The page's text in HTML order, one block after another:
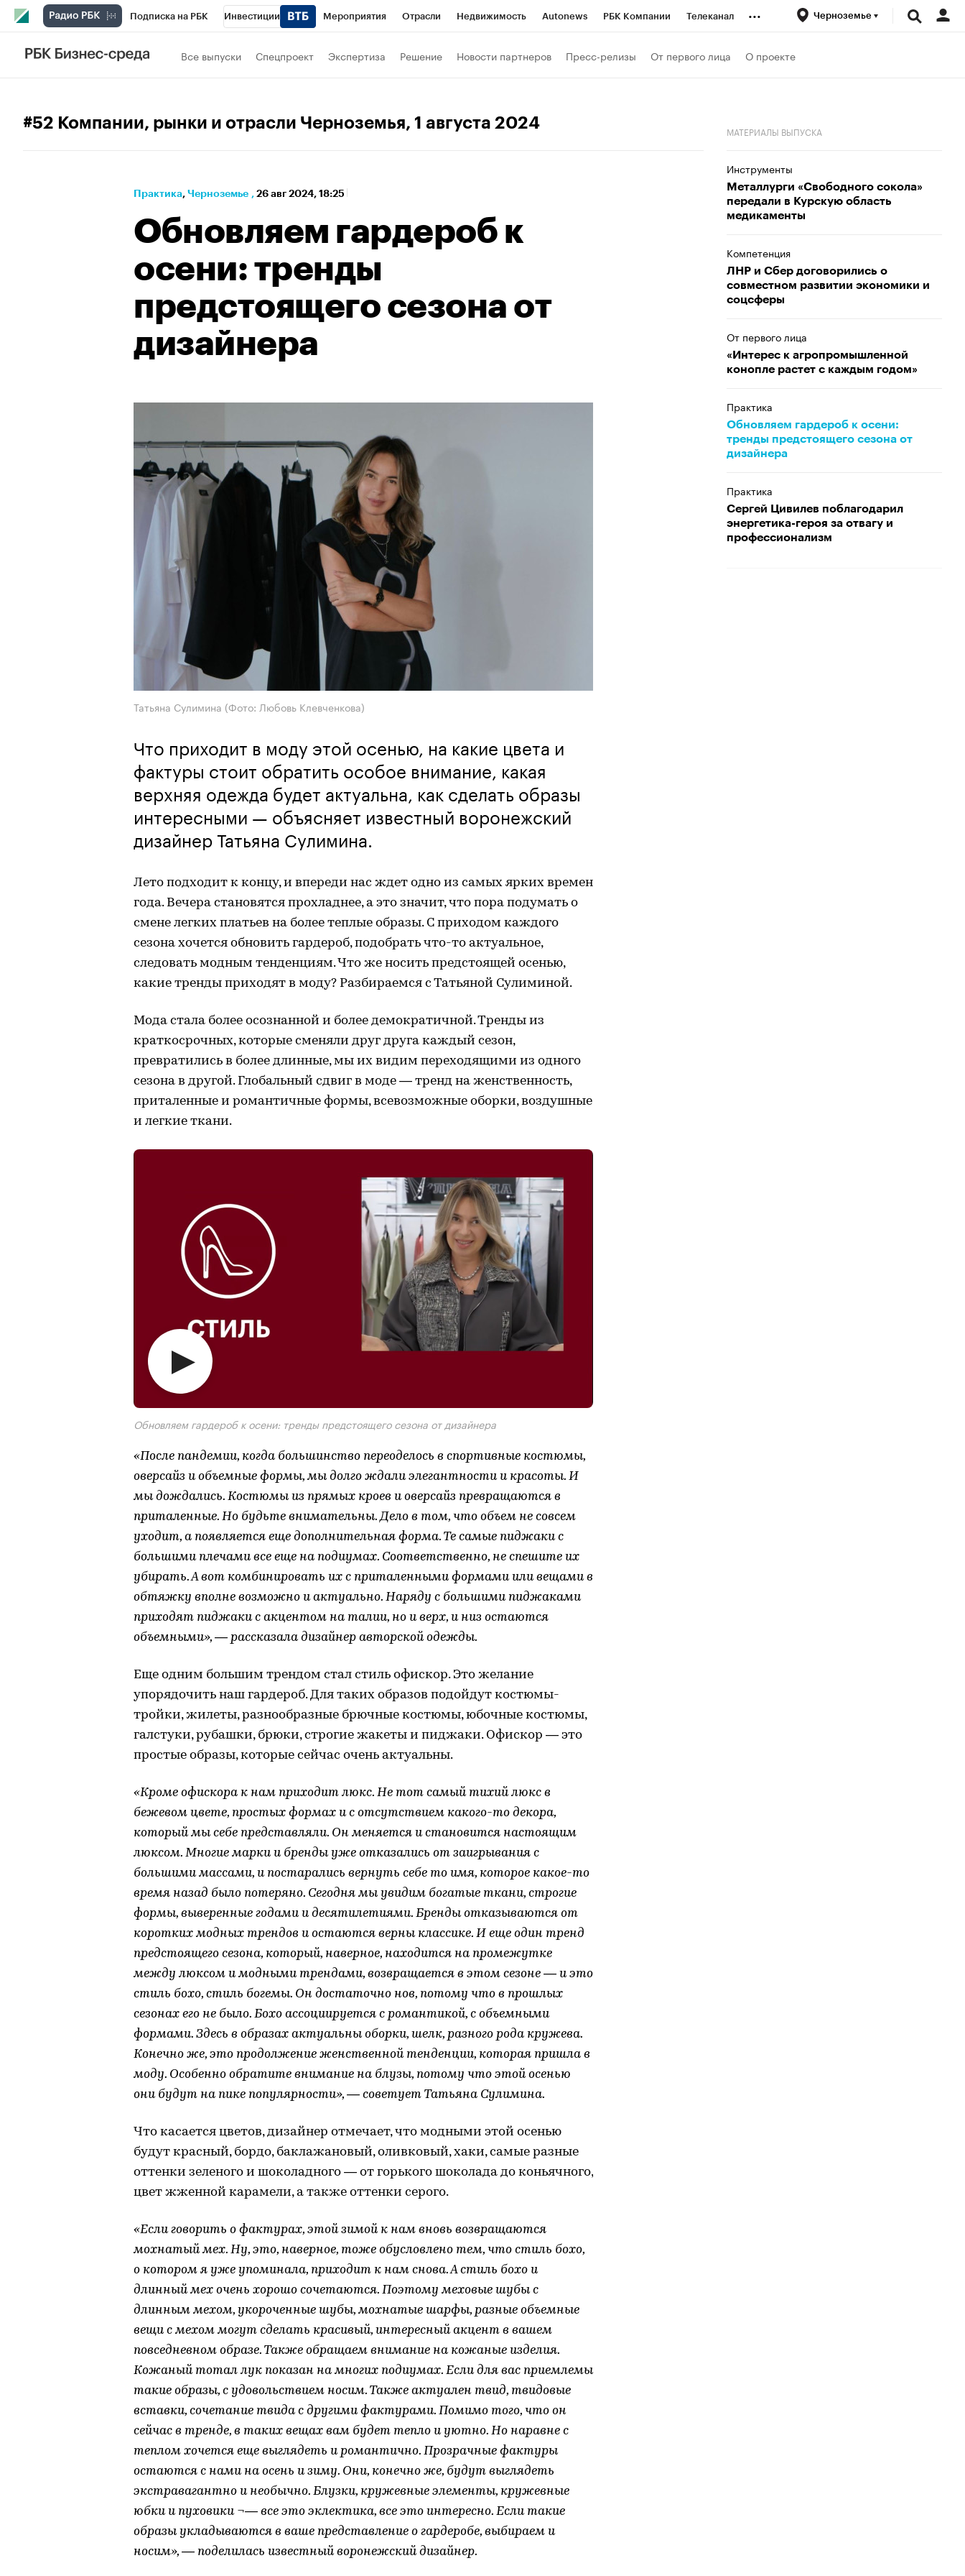
Подписка на РБК Инвестиции Мероприятия Отрасли Недвижимость Autonews РБК Компании Телеканал
РБК Вино
... Черноземье
Все выпуски Спецпроект Экспертиза Решение Новости партнеров Пресс-релизы От первого лица О проекте
#52 Компании, рынки и отрасли Черноземья, 1 августа 2024
Практика⁠, Черноземье , 26 авг 2024, 18:25
Обновляем гардероб к
осени: тренды
предстоящего сезона от
дизайнера
Татьяна Сулимина (Фото: Любовь Клевченкова)
Что приходит в моду этой осенью, на какие цвета и
фактуры стоит обратить особое внимание, какая
верхняя одежда будет актуальна, как сделать образы
интересными — объясняет известный воронежский
дизайнер Татьяна Сулимина.
Лето подходит к концу, и впереди нас ждет одно из самых ярких времен
года. Вечера становятся прохладнее, а это значит, что пора подумать о
смене легких платьев на более теплые образы. С приходом каждого
сезона хочется обновить гардероб, подобрать что-то актуальное,
следовать модным тенденциям. Что же носить предстоящей осенью,
какие тренды приходят в моду? Разбираемся с Татьяной Сулиминой.
Мода стала более осознанной и более демократичной. Тренды из
краткосрочных, которые сменяли друг друга каждый сезон,
превратились в более длинные, мы их видим переходящими из одного
сезона в другой. Глобальный сдвиг в моде — тренд на женственность,
приталенные и романтичные формы, всевозможные оборки, воздушные
и легкие ткани.
Обновляем гардероб к осени: тренды предстоящего сезона от дизайнера
«После пандемии, когда большинство переоделось в спортивные костюмы,
оверсайз и объемные формы, мы долго ждали элегантности и красоты. И
мы дождались. Костюмы из прямых кроев и оверсайз превращаются в
приталенные. Но будьте внимательны. Дело в том, что объем не совсем
уходит, а появляется еще дополнительная форма. Те самые пиджаки с
большими плечами все еще на подиумах. Соответственно, не спешите их
убирать. А вот комбинировать их с приталенными формами или вещами в
обтяжку вполне возможно и актуально. Наряду с большими пиджаками
приходят пиджаки с акцентом на талии, но и верх, и низ остаются
объемными», — рассказала дизайнер авторской одежды.
Еще одним большим трендом стал стиль офискор. Это желание
упорядочить наш гардероб. Для таких образов подойдут костюмы-
тройки, жилеты, разнообразные брючные костюмы, юбочные костюмы,
галстуки, рубашки, брюки, строгие жакеты и пиджаки. Офискор — это
простые образы, которые сейчас очень актуальны.
«Кроме офискора к нам приходит люкс. Не тот самый тихий люкс в
бежевом цвете, простых формах и с отсутствием какого-то декора,
который мы себе представляли. Он меняется и становится настоящим
люксом. Многие марки и бренды уже отказались от заигрывания с
большими массами, и постарались вернуть себе то имя, которое какое-то
время назад было потеряно. Сегодня мы увидим богатые ткани, строгие
формы, выверенные годами и десятилетиями. Бренды отказываются от
коротких модных трендов и остаются верны классике. И еще один тренд
предстоящего сезона, который, наверное, находится на промежутке
между люксом и модными трендами, возвращается в этом сезоне — и это
стиль бохо, стиль богемы. Он достаточно нов, потому что в прошлых
сезонах его не было. Бохо ассоциируется с романтикой, с объемными
формами. Здесь в образах актуальны оборки, шелк, разного рода кружева.
Конечно же, это продолжение женственной тенденции, которая пришла в
моду. Особенно обратите внимание на блузы, потому что этой осенью
они будут на пике популярности», — советует Татьяна Сулимина.
Что касается цветов, дизайнер отмечает, что модными этой осенью
будут красный, бордо, баклажановый, оливковый, хаки, самые разные
оттенки зеленого и шоколадного — от горького шоколада до коньячного,
цвет жженной карамели, а также оттенки серого.
«Если говорить о фактурах, этой зимой к нам вновь возвращаются
мохнатый мех. Ну, это, наверное, тоже обусловлено тем, что стиль бохо,
о котором я уже упоминала, приходит к нам снова. А стиль бохо и
длинный мех очень хорошо сочетаются. Поэтому меховые шубы с
длинным мехом, укороченные шубы, мохнатые шарфы, разные объемные
вещи с мехом могут сделать красивый, интересный акцент в вашем
повседневном образе. Также обращаем внимание на кожаные изделия.
Кожаный тотал лук показан на многих подиумах. Если для вас приемлемы
такие образы, с удовольствием носим. Также актуален твид, твидовые
вставки, сочетание твида с другими фактурами. Помимо того, что он
сейчас в тренде, в таких вещах вам будет тепло и уютно. Но наравне с
теплом хочется еще выглядеть и романтично. Прозрачные фактуры
остаются с нами на осень и зиму. Они, конечно же, будут выглядеть
экстравагантно и необычно. Блузки, кружевные элементы, кружевные
юбки и пуховики ¬— все это эклектика, все это интересно. Если такие
образы укладываются в ваше представление о гардеробе, выбираем и
носим», — поделилась известный воронежский дизайнер.
МАТЕРИАЛЫ ВЫПУСКА
Инструменты
Металлурги «Свободного сокола»
передали в Курскую область
медикаменты
Компетенция
ЛНР и Сбер договорились о
совместном развитии экономики и
соцсферы
От первого лица
«Интерес к агропромышленной
конопле растет с каждым годом»
Практика
Обновляем гардероб к осени:
тренды предстоящего сезона от
дизайнера
Практика
Сергей Цивилев поблагодарил
энергетика-героя за отвагу и
профессионализм